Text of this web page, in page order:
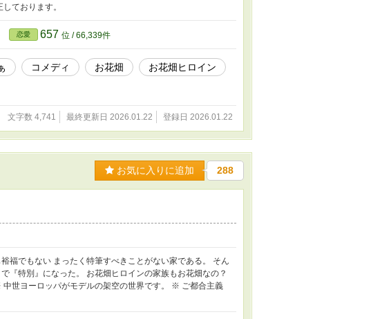
ております。
恋愛 657 位 / 66,339件
コメディ お花畑
お花畑ヒロイン
文字数 4,741 最終更新日 2026.01.22 登録日 2026.01.22
お気に入りに追加 288
福でもない まったく特筆すべきことがない家である。 そん
『特別』になった。 お花畑ヒロインの家族もお花畑なの？
世ヨーロッパがモデルの架空の世界です。 ※ ご都合主義